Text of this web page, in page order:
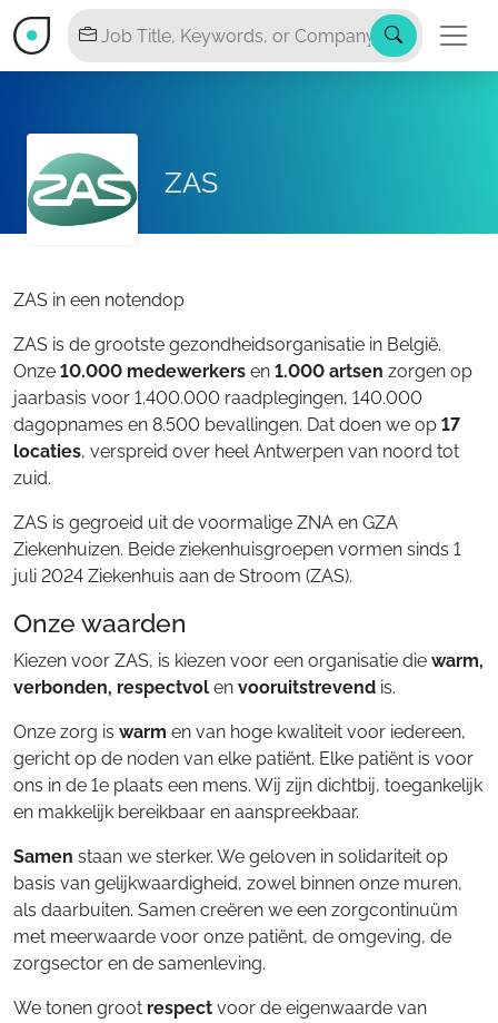
ZAS
ZAS in een notendop
ZAS is de grootste gezondheidsorganisatie in België.
Onze 10.000 medewerkers en 1.000 artsen zorgen op
jaarbasis voor 1.400.000 raadplegingen, 140.000
dagopnames en 8.500 bevallingen. Dat doen we op 17
locaties, verspreid over heel Antwerpen van noord tot
zuid.
ZAS is gegroeid uit de voormalige ZNA en GZA
Ziekenhuizen. Beide ziekenhuisgroepen vormen sinds 1
juli 2024 Ziekenhuis aan de Stroom (ZAS).
Onze waarden
Kiezen voor ZAS, is kiezen voor een organisatie die warm,
verbonden, respectvol en vooruitstrevend is.
Onze zorg is warm en van hoge kwaliteit voor iedereen,
gericht op de noden van elke patiënt. Elke patiënt is voor
ons in de 1e plaats een mens. Wij zijn dichtbij, toegankelijk
en makkelijk bereikbaar en aanspreekbaar.
Samen staan we sterker. We geloven in solidariteit op
basis van gelijkwaardigheid, zowel binnen onze muren,
als daarbuiten. Samen creëren we een zorgcontinuüm
met meerwaarde voor onze patiënt, de omgeving, de
zorgsector en de samenleving.
We tonen groot respect voor de eigenwaarde van